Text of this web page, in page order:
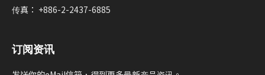
传真： +886-2-2437-6885
订阅资讯